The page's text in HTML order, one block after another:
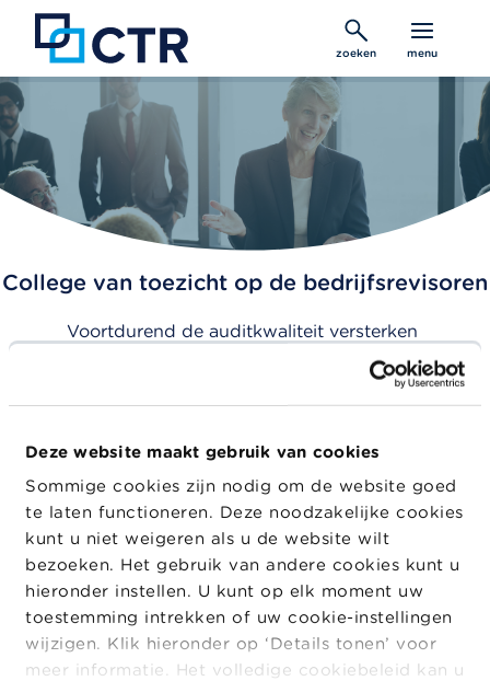
Deze website maakt gebruik van cookies
Sommige cookies zijn nodig om de website goed
te laten functioneren. Deze noodzakelijke cookies
kunt u niet weigeren als u de website wilt
bezoeken. Het gebruik van andere cookies kunt u
hieronder instellen. U kunt op elk moment uw
toestemming intrekken of uw cookie-instellingen
wijzigen. Klik hieronder op ‘Details tonen’ voor
meer informatie. Het volledige cookiebeleid kan u
Overslaan
de
inhoud
gaan
zoeken menu
College van toezicht op de bedrijfsrevisoren
Voortdurend de auditkwaliteit versterken
Permanente vorming
Een bedrijfsrevisor moet zich permanent bijscholen
over alle relevante aspecten van het beroep. Op deze
manier beoogt de wetgever dat de bedrijfsrevisor
over de nodige theoretische kennis en over afdoende
beroepsbekwaamheden beschikt om zijn opdracht
naar behoren en met inachtneming van de
beroepsethiek uit te oefenen.